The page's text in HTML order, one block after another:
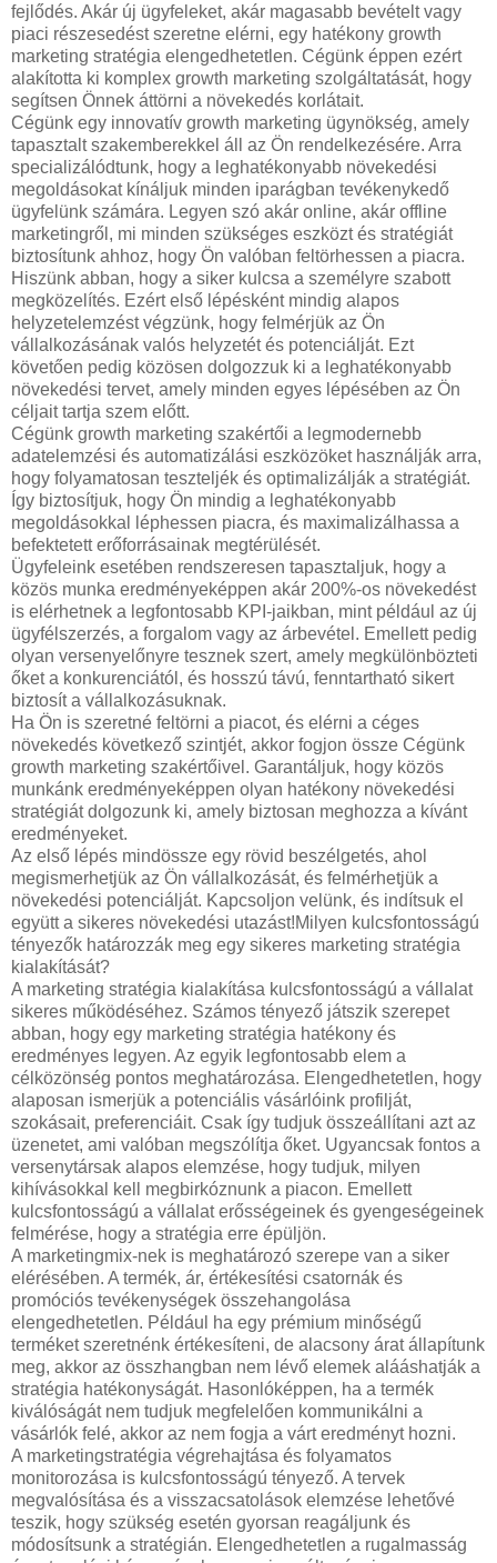
fejlődés. Akár új ügyfeleket, akár magasabb bevételt vagy
piaci részesedést szeretne elérni, egy hatékony growth
marketing stratégia elengedhetetlen. Cégünk éppen ezért
alakította ki komplex growth marketing szolgáltatását, hogy
segítsen Önnek áttörni a növekedés korlátait.
Cégünk egy innovatív growth marketing ügynökség, amely
tapasztalt szakemberekkel áll az Ön rendelkezésére. Arra
specializálódtunk, hogy a leghatékonyabb növekedési
megoldásokat kínáljuk minden iparágban tevékenykedő
ügyfelünk számára. Legyen szó akár online, akár offline
marketingről, mi minden szükséges eszközt és stratégiát
biztosítunk ahhoz, hogy Ön valóban feltörhessen a piacra.
Hiszünk abban, hogy a siker kulcsa a személyre szabott
megközelítés. Ezért első lépésként mindig alapos
helyzetelemzést végzünk, hogy felmérjük az Ön
vállalkozásának valós helyzetét és potenciálját. Ezt
követően pedig közösen dolgozzuk ki a leghatékonyabb
növekedési tervet, amely minden egyes lépésében az Ön
céljait tartja szem előtt.
Cégünk growth marketing szakértői a legmodernebb
adatelemzési és automatizálási eszközöket használják arra,
hogy folyamatosan teszteljék és optimalizálják a stratégiát.
Így biztosítjuk, hogy Ön mindig a leghatékonyabb
megoldásokkal léphessen piacra, és maximalizálhassa a
befektetett erőforrásainak megtérülését.
Ügyfeleink esetében rendszeresen tapasztaljuk, hogy a
közös munka eredményeképpen akár 200%-os növekedést
is elérhetnek a legfontosabb KPI-jaikban, mint például az új
ügyfélszerzés, a forgalom vagy az árbevétel. Emellett pedig
olyan versenyelőnyre tesznek szert, amely megkülönbözteti
őket a konkurenciától, és hosszú távú, fenntartható sikert
biztosít a vállalkozásuknak.
Ha Ön is szeretné feltörni a piacot, és elérni a céges
növekedés következő szintjét, akkor fogjon össze Cégünk
growth marketing szakértőivel. Garantáljuk, hogy közös
munkánk eredményeképpen olyan hatékony növekedési
stratégiát dolgozunk ki, amely biztosan meghozza a kívánt
eredményeket.
Az első lépés mindössze egy rövid beszélgetés, ahol
megismerhetjük az Ön vállalkozását, és felmérhetjük a
növekedési potenciálját. Kapcsoljon velünk, és indítsuk el
együtt a sikeres növekedési utazást!Milyen kulcsfontosságú
tényezők határozzák meg egy sikeres marketing stratégia
kialakítását?
A marketing stratégia kialakítása kulcsfontosságú a vállalat
sikeres működéséhez. Számos tényező játszik szerepet
abban, hogy egy marketing stratégia hatékony és
eredményes legyen. Az egyik legfontosabb elem a
célközönség pontos meghatározása. Elengedhetetlen, hogy
alaposan ismerjük a potenciális vásárlóink profilját,
szokásait, preferenciáit. Csak így tudjuk összeállítani azt az
üzenetet, ami valóban megszólítja őket. Ugyancsak fontos a
versenytársak alapos elemzése, hogy tudjuk, milyen
kihívásokkal kell megbirkóznunk a piacon. Emellett
kulcsfontosságú a vállalat erősségeinek és gyengeségeinek
felmérése, hogy a stratégia erre épüljön.
A marketingmix-nek is meghatározó szerepe van a siker
elérésében. A termék, ár, értékesítési csatornák és
promóciós tevékenységek összehangolása
elengedhetetlen. Például ha egy prémium minőségű
terméket szeretnénk értékesíteni, de alacsony árat állapítunk
meg, akkor az összhangban nem lévő elemek alááshatják a
stratégia hatékonyságát. Hasonlóképpen, ha a termék
kiválóságát nem tudjuk megfelelően kommunikálni a
vásárlók felé, akkor az nem fogja a várt eredményt hozni.
A marketingstratégia végrehajtása és folyamatos
monitorozása is kulcsfontosságú tényező. A tervek
megvalósítása és a visszacsatolások elemzése lehetővé
teszik, hogy szükség esetén gyorsan reagáljunk és
módosítsunk a stratégián. Elengedhetetlen a rugalmasság